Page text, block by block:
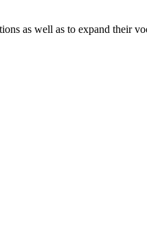
as well as to expand their